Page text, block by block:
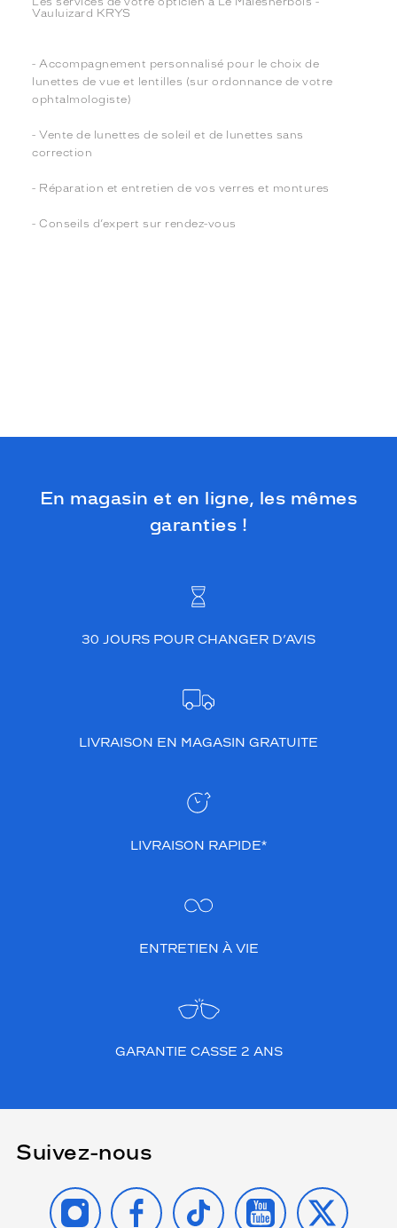
Vauluizard KRYS
- Accompagnement personnalisé pour le choix de
lunettes de vue et lentilles (sur ordonnance de votre
ophtalmologiste)
- Vente de lunettes de soleil et de lunettes sans
correction
- Réparation et entretien de vos verres et montures
- Conseils d’expert sur rendez-vous
En magasin et en ligne, les mêmes
garanties !
30 JOURS POUR CHANGER D’AVIS
LIVRAISON EN MAGASIN GRATUITE
LIVRAISON RAPIDE*
ENTRETIEN À VIE
GARANTIE CASSE 2 ANS
Suivez-nous
INSTAGRAMFACEBOOK
TIKTOK YOUTUBE
X